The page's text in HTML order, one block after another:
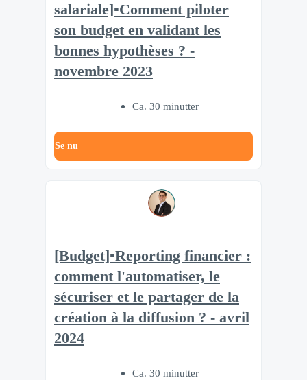
salariale]▪️Comment piloter
son budget en validant les
bonnes hypothèses ? -
novembre 2023
Ca. 30 minutter
Se nu
[Budget]▪️Reporting financier :
comment l'automatiser, le
sécuriser et le partager de la
création à la diffusion ? - avril
2024
Ca. 30 minutter